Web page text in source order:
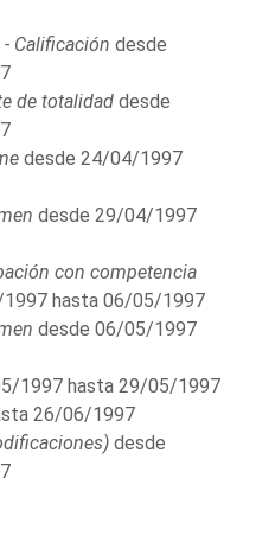
- Calificación desde
de totalidad desde
desde 24/04/1997
desde 29/04/1997
con competencia
hasta 06/05/1997
desde 06/05/1997
1997 hasta 29/05/1997
26/06/1997
desde